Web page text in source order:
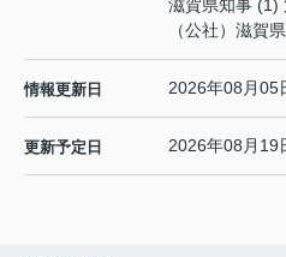
滋賀県知事 (1)
（公社）滋賀
情報更新日 2026年08月05
更新予定日 2026年08月19